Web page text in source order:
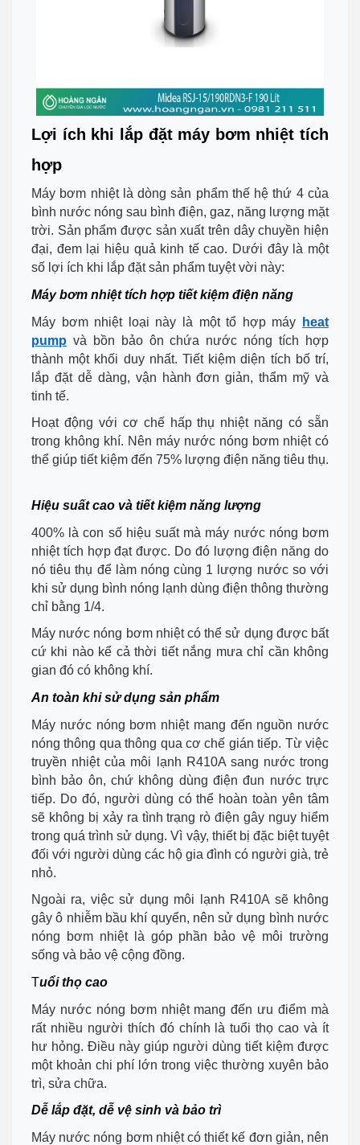
Lợi ích khi lắp đặt máy bơm nhiệt tích
hợp
Máy bơm nhiệt là dòng sản phẩm thế hệ thứ 4 của
bình nước nóng sau bình điện, gaz, năng lượng mặt
trời. Sản phẩm được sản xuất trên dây chuyền hiện
đại, đem lại hiệu quả kinh tế cao. Dưới đây là một
số lợi ích khi lắp đặt sản phẩm tuyệt vời này:
Máy bơm nhiệt tích hợp tiết kiệm điện năng
Máy bơm nhiệt loại này là một tổ hợp máy
heat
pump và bồn bảo ôn chứa nước nóng tích hợp
thành một khối duy nhất. Tiết kiệm diện tích bố trí,
lắp đặt dễ dàng, vận hành đơn giản, thẩm mỹ và
tinh tế.
Hoạt động với cơ chế hấp thụ nhiệt năng có sẵn
trong không khí. Nên máy nước nóng bơm nhiệt có
thể giúp tiết kiệm đến 75% lượng điện năng tiêu thụ.
Hiệu suất cao và tiết kiệm năng lượng
400% là con số hiệu suất mà máy nước nóng bơm
nhiệt tích hợp đạt được. Do đó lượng điện năng do
nó tiêu thụ để làm nóng cùng 1 lượng nước so với
khi sử dụng bình nóng lạnh dùng điện thông thường
chỉ bằng 1/4.
Máy nước nóng bơm nhiệt có thể sử dụng được bất
cứ khi nào kể cả thời tiết nắng mưa chỉ cần không
gian đó có không khí.
An toàn khi sử dụng sản phẩm
Máy nước nóng bơm nhiệt mang đến nguồn nước
nóng thông qua thông qua cơ chế gián tiếp. Từ việc
truyền nhiệt của môi lạnh R410A sang nước trong
bình bảo ôn, chứ không dùng điện đun nước trực
tiếp. Do đó, người dùng có thể hoàn toàn yên tâm
sẽ không bị xảy ra tình trạng rò điện gây nguy hiểm
trong quá trình sử dụng. Vì vậy, thiết bị đặc biệt tuyệt
đối với người dùng các hộ gia đình có người già, trẻ
nhỏ.
Ngoài ra, việc sử dụng môi lạnh R410A sẽ không
gây ô nhiễm bầu khí quyển, nên sử dụng bình nước
nóng bơm nhiệt là góp phần bảo vệ môi trường
sống và bảo vệ cộng đồng.
Tuổi thọ cao
Máy nước nóng bơm nhiệt mang đến ưu điểm mà
rất nhiều người thích đó chính là tuổi thọ cao và ít
hư hỏng. Điều này giúp người dùng tiết kiệm được
một khoản chi phí lớn trong việc thường xuyên bảo
trì, sửa chữa.
Dễ lắp đặt, dễ vệ sinh và bảo trì
Máy nước nóng bơm nhiệt có thiết kế đơn giản, nên